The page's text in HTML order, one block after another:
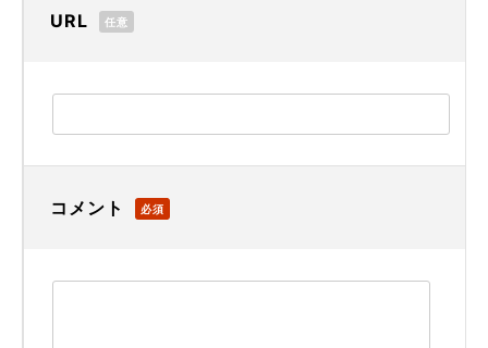
URL 任意
コメント 必須